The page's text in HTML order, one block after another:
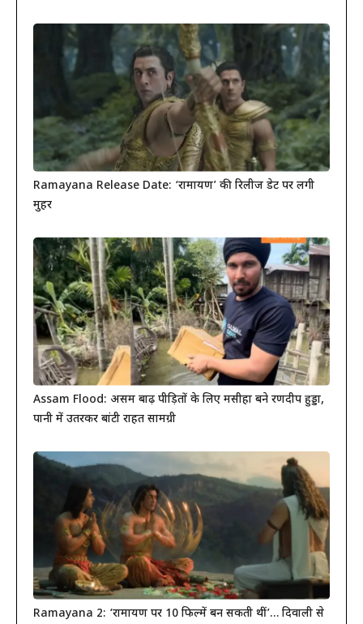
Ramayana Release Date: ‘रामायण’ की रिलीज डेट पर लगी
मुहर
Assam Flood: असम बाढ़ पीड़ितों के लिए मसीहा बने रणदीप हुड्डा,
पानी में उतरकर बांटी राहत सामग्री
Ramayana 2: ‘रामायण पर 10 फिल्में बन सकती थीं’… दिवाली से